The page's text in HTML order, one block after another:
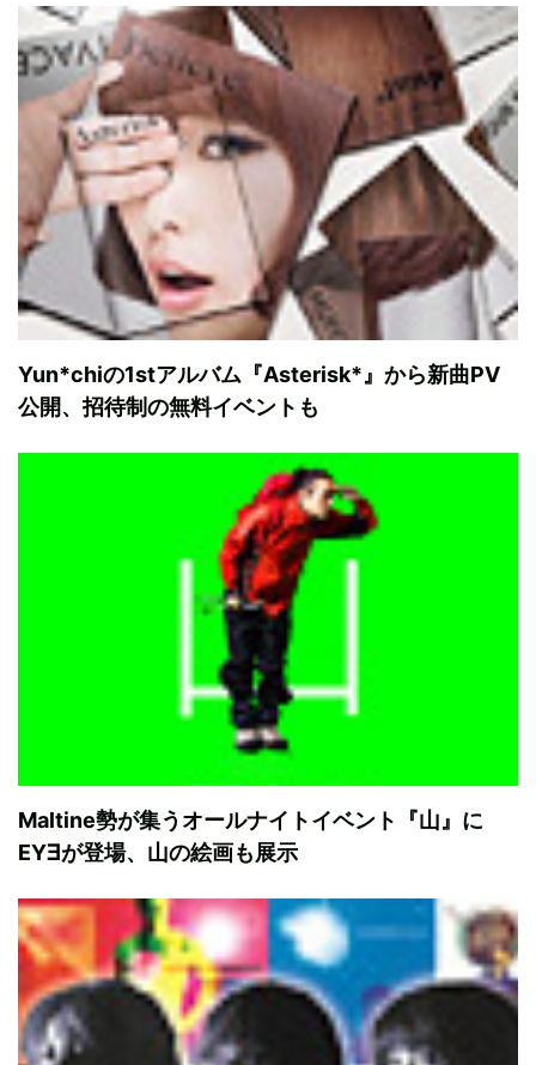
Yun*chiの1stアルバム『Asterisk*』から新曲PV
公開、招待制の無料イベントも
Maltine勢が集うオールナイトイベント『山』に
EY∃が登場、山の絵画も展示